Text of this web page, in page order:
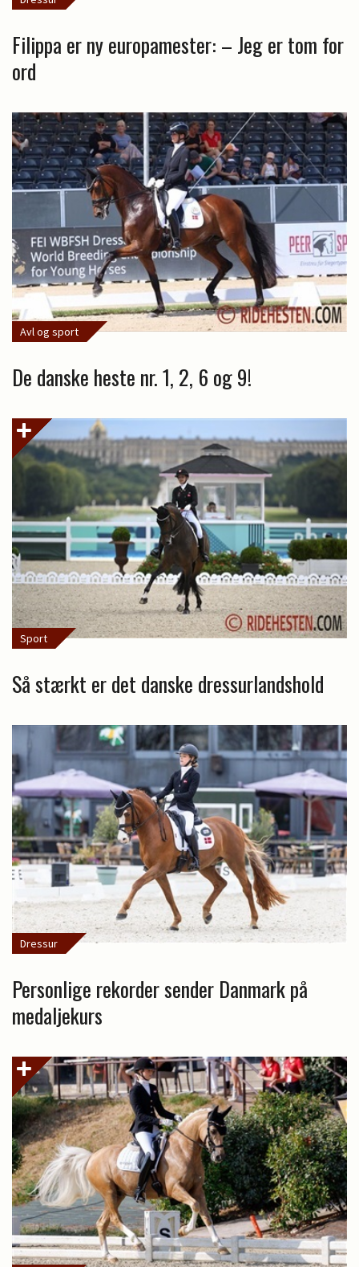
Filippa er ny europamester: – Jeg er tom for
ord
Avl og sport
De danske heste nr. 1, 2, 6 og 9!
Sport
Så stærkt er det danske dressurlandshold
Dressur
Personlige rekorder sender Danmark på
medaljekurs